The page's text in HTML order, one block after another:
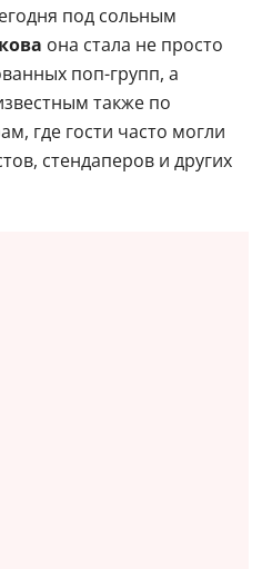
под сольным
она стала не просто
поп-групп, а
также по
где гости часто могли
стендаперов и других